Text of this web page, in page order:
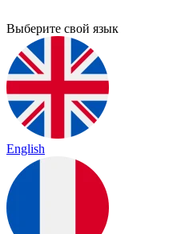
Выберите свой язык
English